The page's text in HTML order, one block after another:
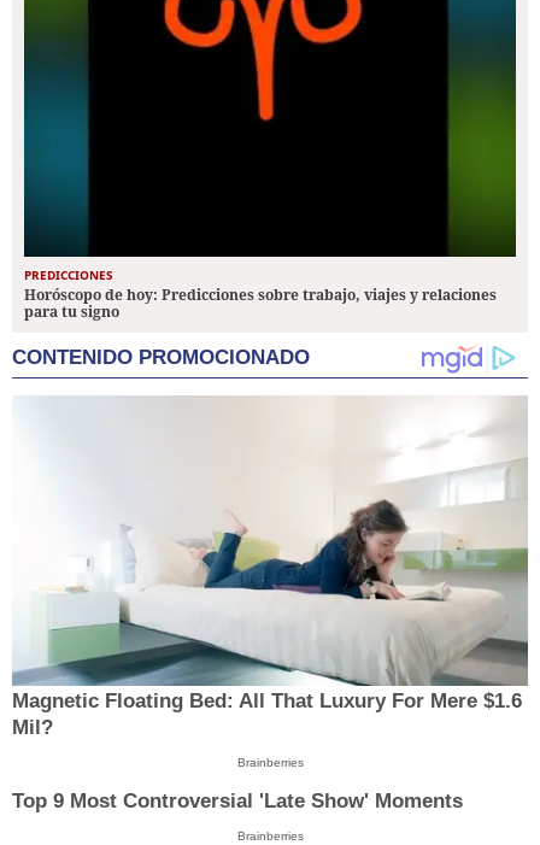
PREDICCIONES
Horóscopo de hoy: Predicciones sobre trabajo, viajes y relaciones
para tu signo
CONTENIDO PROMOCIONADO
Magnetic Floating Bed: All That Luxury For Mere $1.6
Mil?
Brainberries
Top 9 Most Controversial 'Late Show' Moments
Brainberries